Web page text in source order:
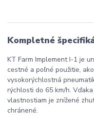
Kompletné
KT Farm Implement I-1 je
cestné a poľné použitie,
vysokorýchlostná
rýchlosti do 65 km/h.
vlastnostiam je znížené
chránené.